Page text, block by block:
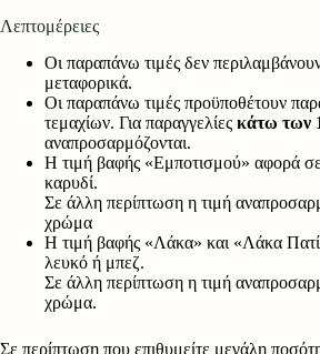
Λεπτομέρειες
Οι παραπάνω τιμές δεν
μεταφορικά.
Οι παραπάνω τιμές προϋποθέτουν
τεμαχίων. Για παραγγελίες κάτω των
αναπροσαρμόζονται.
Η τιμή βαφής «Εμποτισμού» αφορά
καρυδί.
Σε άλλη περίπτωση η τιμή
χρώμα
Η τιμή βαφής «Λάκα» και «Λάκα
λευκό ή μπεζ.
Σε άλλη περίπτωση η τιμή
χρώμα.
Σε περίπτωση που επιθυμείτε μεγάλη